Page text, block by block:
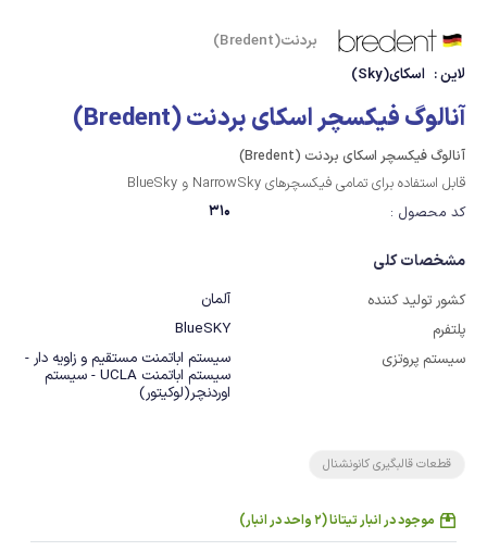
بردنت(Bredent)
لاین : اسکای(Sky)
آنالوگ فیکسچر اسکای بردنت (Bredent)
آنالوگ فیکسچر اسکای بردنت (Bredent)
قابل استفاده برای تمامی فیکسچرهای NarrowSky و BlueSky
کد محصول :
310
مشخصات کلی
کشور تولید کننده
آلمان
پلتفرم
BlueSKY
سیستم پروتزی
سیستم اباتمنت مستقیم و زاویه دار -
سیستم اباتمنت UCLA - سیستم
اوردنچر(لوکیتور)
قطعات قالبگیری کانونشنال
موجود در انبار تیتانا (2 واحد در انبار)